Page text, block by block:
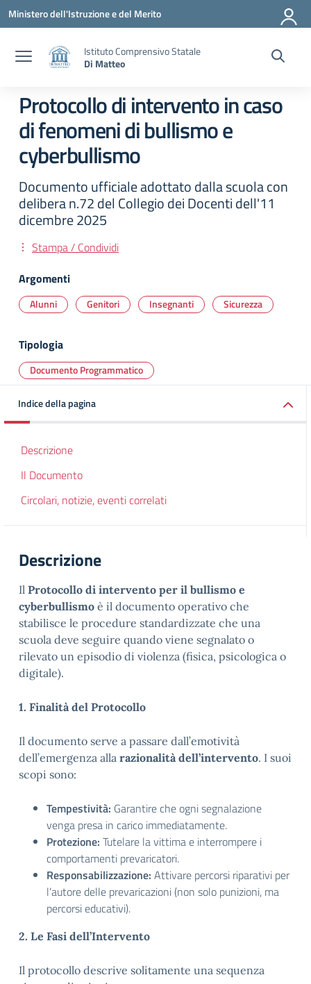
Vai ai contenuti
Vai al menu di navigazione
Vai al footer
Ministero dell'Istruzione e del Merito
Istituto Comprensivo Statale
Di Matteo
Protocollo di intervento in caso
di fenomeni di bullismo e
cyberbullismo
Documento ufficiale adottato dalla scuola con
delibera n.72 del Collegio dei Docenti dell'11
dicembre 2025
Stampa / Condividi
Argomenti
Alunni Genitori Insegnanti Sicurezza
Tipologia
Documento Programmatico
Indice della pagina
Descrizione
Il Documento
Circolari, notizie, eventi correlati
Descrizione
Il Protocollo di intervento per il bullismo e
cyberbullismo è il documento operativo che
stabilisce le procedure standardizzate che una
scuola deve seguire quando viene segnalato o
rilevato un episodio di violenza (fisica, psicologica o
digitale).
1. Finalità del Protocollo
Il documento serve a passare dall’emotività
dell’emergenza alla razionalità dell’intervento. I suoi
scopi sono:
Tempestività: Garantire che ogni segnalazione
venga presa in carico immediatamente.
Protezione: Tutelare la vittima e interrompere i
comportamenti prevaricatori.
Responsabilizzazione: Attivare percorsi riparativi per
l’autore delle prevaricazioni (non solo punizioni, ma
percorsi educativi).
2. Le Fasi dell’Intervento
Il protocollo descrive solitamente una sequenza